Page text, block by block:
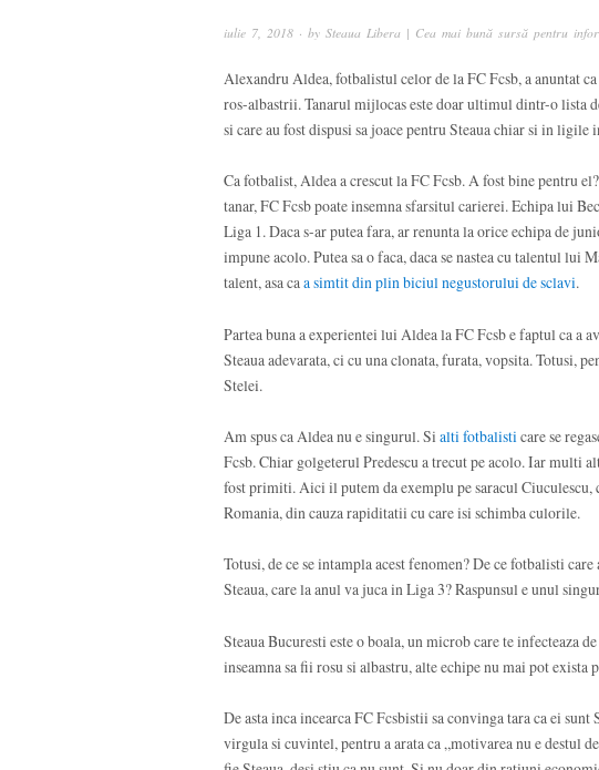
iulie 7, 2018 · by Steaua Libera | Cea mai bună sursă pentru
Alexandru Aldea, fotbalistul celor de la FC Fcsb, a anuntat
ros-albastrii. Tanarul mijlocas este doar ultimul dintr-o lista
si care au fost dispusi sa joace pentru Steaua chiar si in ligile
Ca fotbalist, Aldea a crescut la FC Fcsb. A fost bine pentru
tanar, FC Fcsb poate insemna sfarsitul carierei. Echipa lui
Liga 1. Daca s-ar putea fara, ar renunta la orice echipa de
impune acolo. Putea sa o faca, daca se nastea cu talentul lui
talent, asa caa simtit din plin biciul negustorului de sclavi.
Partea buna a experientei lui Aldea la FC Fcsb e faptul ca a
Steaua adevarata, ci cu una clonata, furata, vopsita. Totusi,
Stelei.
Am spus ca Aldea nu e singurul. Si alti fotbalisticare se
Fcsb. Chiar golgeterul Predescu a trecut pe acolo. Iar multi
fost primiti. Aici il putem da exemplu pe saracul
Romania, din cauza rapiditatii cu care isi schimba culorile.
Totusi, de ce se intampla acest fenomen? De ce fotbalisti
Steaua, care la anul va juca in Liga 3? Raspunsul e unul
Steaua Bucuresti este o boala, un microb care te infecteaza
inseamna sa fii rosu si albastru, alte echipe nu mai pot exista
De asta inca incearca FC Fcsbistii sa convinga tara ca ei sunt
virgula si cuvintel, pentru a arata ca „motivarea nu e destul